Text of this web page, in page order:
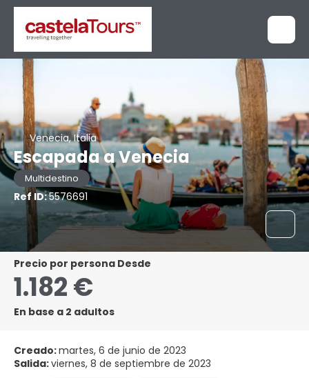
Venecia, Italia
Escapada a Venecia
Multidestino
Ref ID:5576691
precio por persona Desde
1.182 €
En base a 2 adultos
Creado:martes, 6 de junio de 2023
Salida:viernes, 8 de septiembre de 2023